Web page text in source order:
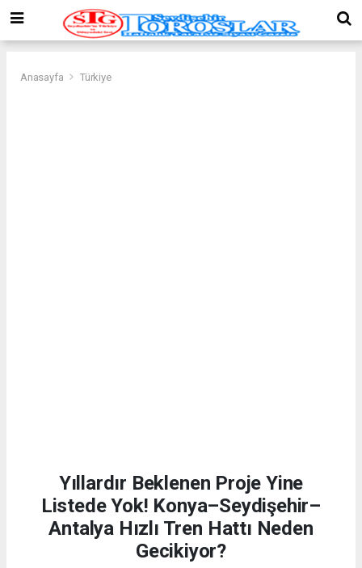
Anasayfa Türkiye
Yıllardır Beklenen Proje Yine
Listede Yok! Konya–Seydişehir–
Antalya Hızlı Tren Hattı Neden
Gecikiyor?